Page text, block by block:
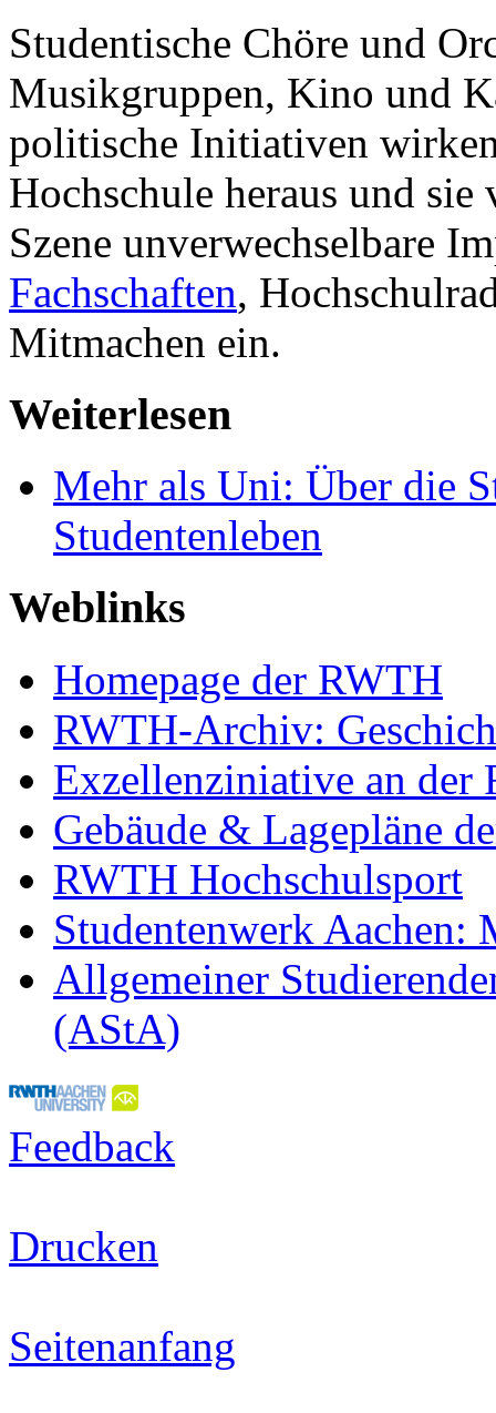
Studentische Chöre und
Musikgruppen, Kino und
politische Initiativen
Hochschule heraus und sie
Szene unverwechselbare
Fachschaften,
Mitmachen ein.
Weiterlesen
Mehr als Uni: Über die
Studentenleben
Weblinks
Homepage der RWTH
RWTH-Archiv:
Exzellenziniative an der
Gebäude & Lagepläne
RWTH Hochschulsport
Studentenwerk Aachen:
Allgemeiner
(AStA)
Feedback
Drucken
Seitenanfang